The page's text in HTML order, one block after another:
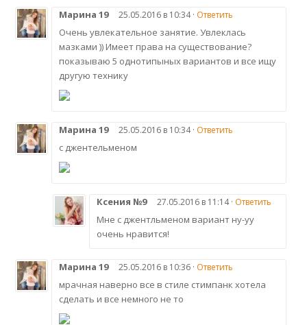
Марина 19 25.05.2016 в 10:34 · Ответить
Очень увлекательное занятие. Увлеклась
мазками )) Имеет права на существование?
показываю 5 однотипыных вариантов и все ищу
другую технику
Марина 19 25.05.2016 в 10:34 · Ответить
с джентельменом
Ксения №9 27.05.2016 в 11:14 · Ответить
Мне с джентльменом вариант ну-уу
очень нравится!
Марина 19 25.05.2016 в 10:36 · Ответить
мрачная наверно все в стиле стимпанк хотела
сделать и все немного не то